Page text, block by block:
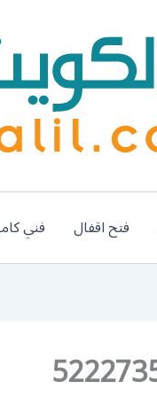
فتح اقفال فني